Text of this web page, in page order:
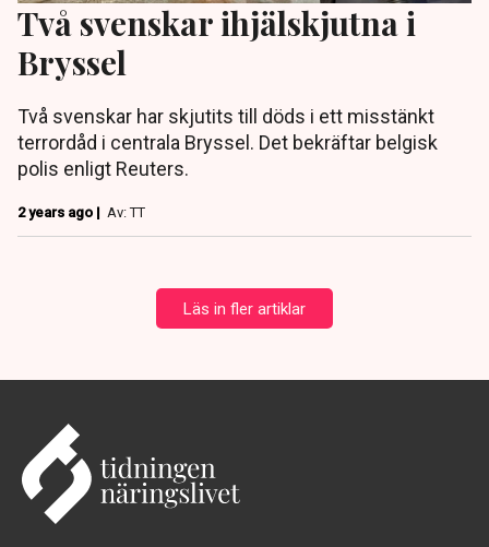
Två svenskar ihjälskjutna i
Bryssel
Två svenskar har skjutits till döds i ett misstänkt
terrordåd i centrala Bryssel. Det bekräftar belgisk
polis enligt Reuters.
2 years ago | Av: TT
Läs in fler artiklar